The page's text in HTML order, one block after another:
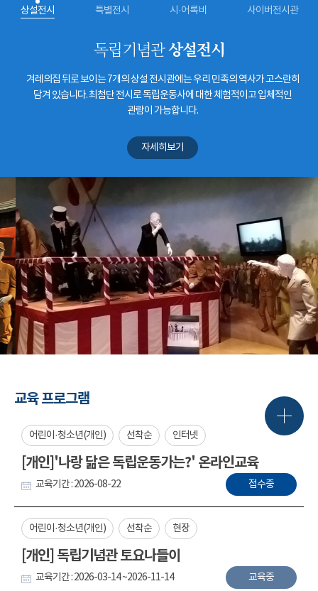
상설전시 특별전시 시·어록비 사이버전시관
독립기념관상설전시
겨레의집 뒤로 보이는 7개의 상설 전시관에는 우리 민족의 역사가 고스란히
담겨 있습니다. 최첨단 전시로 독립운동사에 대한 체험적이고 입체적인
관람이 가능합니다.
자세히보기
교육 프로그램
어린이·청소년(개인) 선착순 인터넷
[개인]'나랑 닮은 독립운동가는?' 온라인교육
교육기간 : 2026-08-22 접수중
어린이·청소년(개인) 선착순 현장
[개인] 독립기념관 토요나들이
교육기간 : 2026-03-14 ~2026-11-14 교육중